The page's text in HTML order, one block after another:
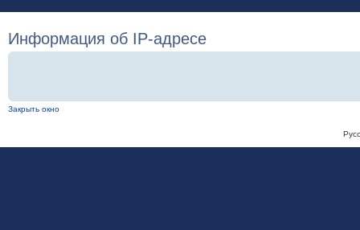
Информация об IP-адресе
Закрыть окно